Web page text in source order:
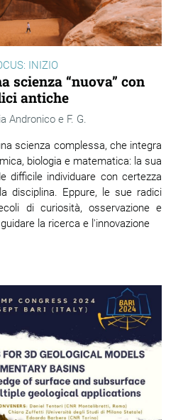
INIZIO
scienza “nuova” con
antiche
Andronico e F. G.
scienza complessa, che integra
biologia e matematica: la sua
difficile individuare con certezza
disciplina. Eppure, le sue radici
di curiosità, osservazione e
la ricerca e l'innovazione